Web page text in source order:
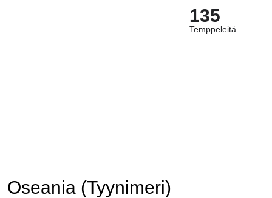
135
Temppeleitä
Oseania (Tyynimeri)